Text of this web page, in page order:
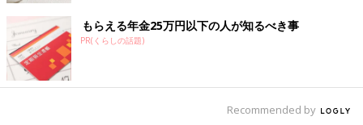
いきむ力も必要とするので、作用が緩やかで痛みの抑え具合をコ
ントロールできるのも無痛分娩での使用に適した麻酔と言えるで
しょう。
もらえる年金25万円以下の人が知るべき事
PR(くらしの話題)
Recommended by